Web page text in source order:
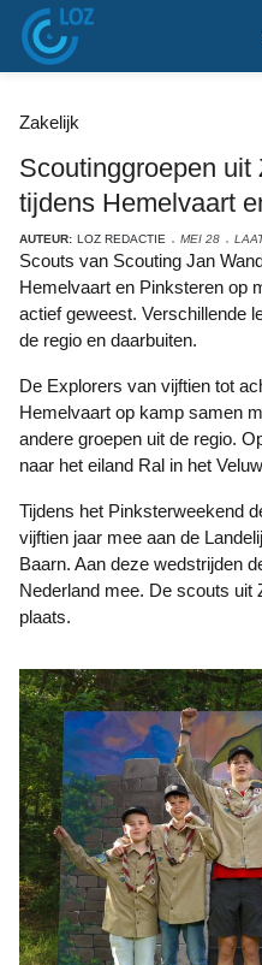
Zakelijk
Scoutinggroepen uit
tijdens Hemelvaart
AUTEUR: LOZ REDACTIE MEI 28
Scouts van Scouting Jan Wandelaar uit Zeewolde zijn tijdens
Hemelvaart en Pinksteren op
actief geweest. Verschillende
de regio en daarbuiten.
De Explorers van vijftien tot achttien jaar gingen tijdens
Hemelvaart op kamp samen
andere groepen uit de regio.
naar het eiland Ral in het
Tijdens het Pinksterweekend deden zes landscouts van elf tot
vijftien jaar mee aan de
Baarn. Aan deze wedstrijden
Nederland mee. De scouts uit
plaats.